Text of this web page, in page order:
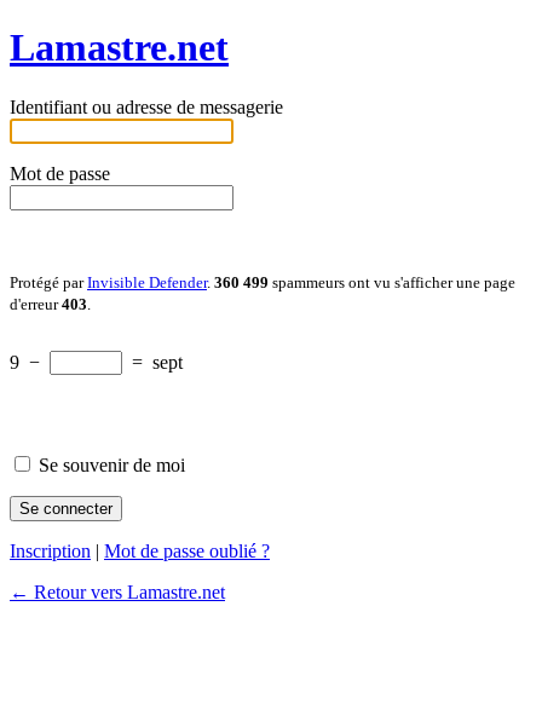
Lamastre.net
Identifiant ou adresse de messagerie
Mot de passe
Protégé parInvisible Defender. 360 499 spammeurs ont vu s'afficher une page
d'erreur403
9 − = sept
Se souvenir de moi
Inscription | Mot de passe oublié ?
← Retour vers Lamastre.net